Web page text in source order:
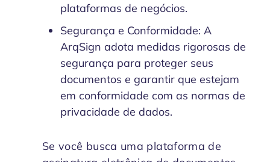
plataformas de negócios.
Segurança e Conformidade: A
ArqSign adota medidas rigorosas de
segurança para proteger seus
documentos e garantir que estejam
em conformidade com as normas de
privacidade de dados.
Se você busca uma plataforma de